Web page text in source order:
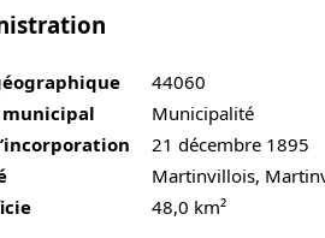
44060
Municipalité
21 décembre 1895
Martinvillois,
48,0 km²